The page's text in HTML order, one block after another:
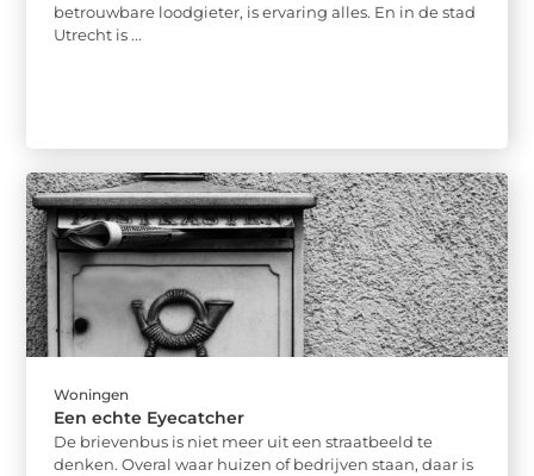
betrouwbare loodgieter, is ervaring alles. En in de stad
Utrecht is ...
Woningen
Een echte Eyecatcher
De brievenbus is niet meer uit een straatbeeld te
denken. Overal waar huizen of bedrijven staan, daar is